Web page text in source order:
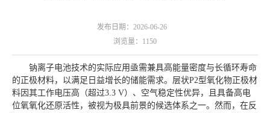
发布日期：2026-06-26
浏览量： 1150
钠离子电池技术的实际应用亟需兼具高能量密度与长循环寿命
的正极材料，以满足日益增长的储能需求。层状P2型氧化物正极材
料因其工作电压高（超过3.3 V）、空气稳定性优异，且具备高电
位氧氧化还原活性，被视为极具前景的候选体系之一。然而，在反